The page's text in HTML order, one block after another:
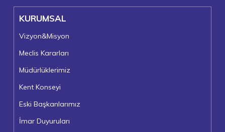
KURUMSAL
Vizyon&Misyon
Meclis Kararları
Müdürlüklerimiz
Kent Konseyi
Eski Başkanlarımız
İmar Duyuruları